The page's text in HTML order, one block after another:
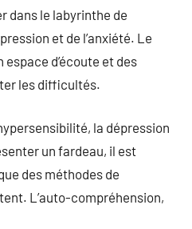
dans le labyrinthe de
et de l’anxiété. Le
d’écoute et des
les difficultés.
la dépression
un fardeau, il est
des méthodes de
L’auto-compréhension,